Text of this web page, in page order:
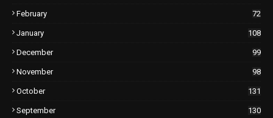
February 72
January 108
December 99
November 98
October 131
September 130